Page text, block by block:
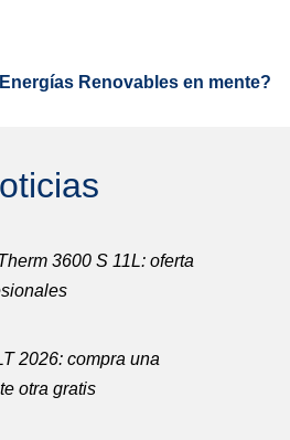
Renovables en mente?
3600 S 11L: oferta
2026: compra una
otra gratis